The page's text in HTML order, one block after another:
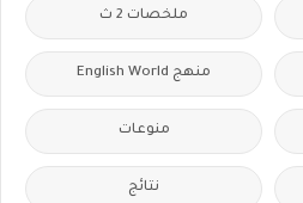
ملخصات 2 ث
منهج English World
منوعات
نتائج